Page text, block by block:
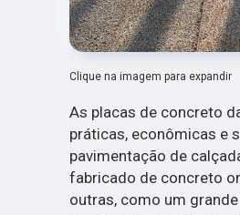
Clique na imagem para expandir
As placas de concreto
práticas, econômicas e
pavimentação de
fabricado de concreto
outras, como um